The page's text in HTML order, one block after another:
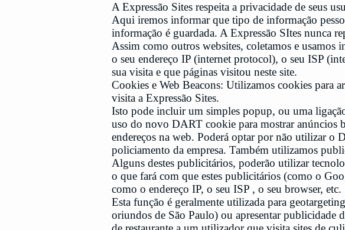
A Expressão Sites respeita a privacidade de seus
Aqui iremos informar que tipo de informação
informação é guardada. A Expressão SItes nunca
Assim como outros websites, coletamos e usamos
o seu endereço IP (internet protocol), o seu ISP
sua visita e que páginas visitou neste site.
Cookies e Web Beacons: Utilizamos cookies para
visita a Expressão Sites.
Isto pode incluir um simples popup, ou uma
uso do novo DART cookie para mostrar anúncios
endereços na web. Poderá optar por não utilizar o
policiamento da empresa. Também utilizamos
Alguns destes publicitários, poderão utilizar
o que fará com que estes publicitários (como o
como o endereço IP, o seu ISP , o seu browser, etc.
Esta função é geralmente utilizada para
oriundos de São Paulo) ou apresentar